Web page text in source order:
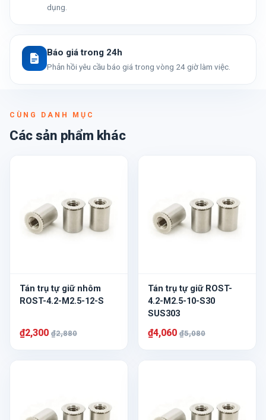
dụng.
Báo giá trong 24h
Phản hồi yêu cầu báo giá trong vòng 24 giờ làm việc.
CÙNG DANH MỤC
Các sản phẩm khác
Tán trụ tự giữ nhôm
ROST-4.2-M2.5-12-S
₫2,300 ₫2,880
Tán trụ tự giữ ROST-
4.2-M2.5-10-S30
SUS303
₫4,060 ₫5,080